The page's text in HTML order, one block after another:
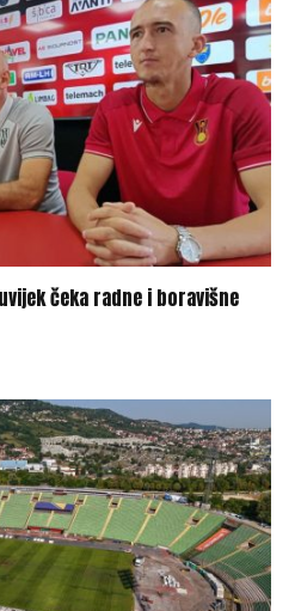
čeka radne i boravišne